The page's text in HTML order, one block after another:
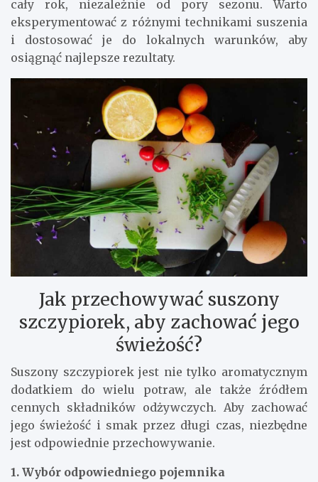
cały rok, niezależnie od pory sezonu. Warto
eksperymentować z różnymi technikami suszenia
i dostosować je do lokalnych warunków, aby
osiągnąć najlepsze rezultaty.
Jak przechowywać suszony
szczypiorek, aby zachować jego
świeżość?
Suszony szczypiorek jest nie tylko aromatycznym
dodatkiem do wielu potraw, ale także źródłem
cennych składników odżywczych. Aby zachować
jego świeżość i smak przez długi czas, niezbędne
jest odpowiednie przechowywanie.
1. Wybór odpowiedniego pojemnika